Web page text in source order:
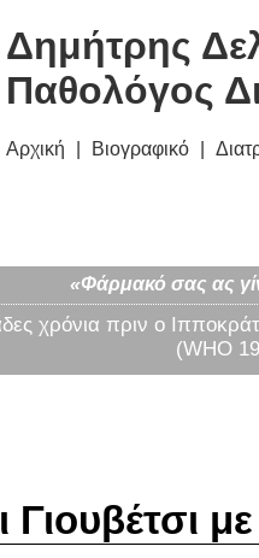
Δημήτρης
Παθολόγος
Αρχική Βιογραφικό
«Φάρμακό σας ας
χρόνια πριν ο
(WHO
Γιουβέτσι